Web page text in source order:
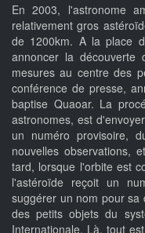
En 2003, l'astronome
relativement gros
de 1200km. A la place
annoncer la découverte
mesures au centre des
conférence de presse,
baptise Quaoar. La
astronomes, est
un numéro provisoire,
nouvelles observations,
tard, lorsque l'orbite est
l'astéroïde reçoit un
suggérer un nom pour sa
des petits objets du
Internationale. Là, tout